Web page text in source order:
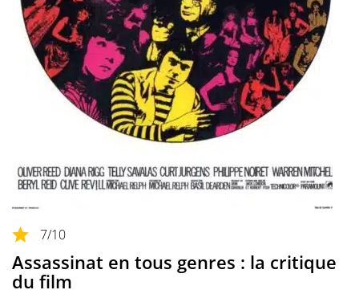
7/10
Assassinat en tous genres : la critique
du film